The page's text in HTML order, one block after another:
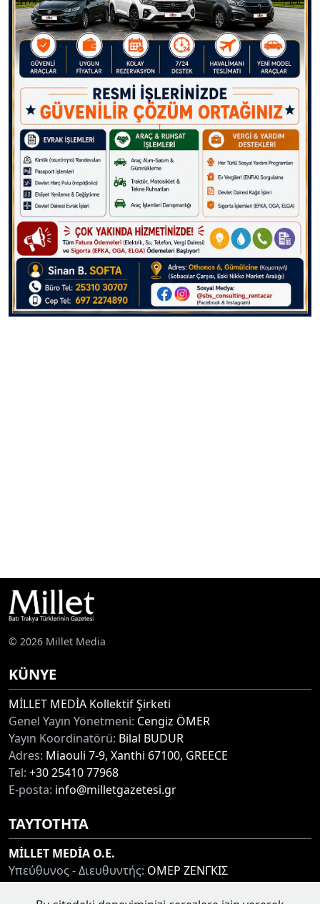
© 2026 Millet Media
KÜNYE
MİLLET MEDİA Kollektif Şirketi
Genel Yayın Yönetmeni: Cengiz ÖMER
Yayın Koordinatörü: Bilal BUDUR
Adres: Miaouli 7-9, Xanthi 67100, GREECE
Tel: +30 25410 77968
E-posta: info@milletgazetesi.gr
ΤΑΥΤΟΤΗΤΑ
MİLLET MEDİA O.E.
Υπεύθυνος - Διευθυντής: ΟΜΕΡ ΖΕΝΓΚΙΣ